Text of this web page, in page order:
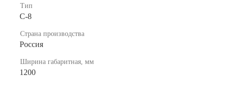
Тип
C-8
Страна производства
Россия
Ширина габаритная, мм
1200